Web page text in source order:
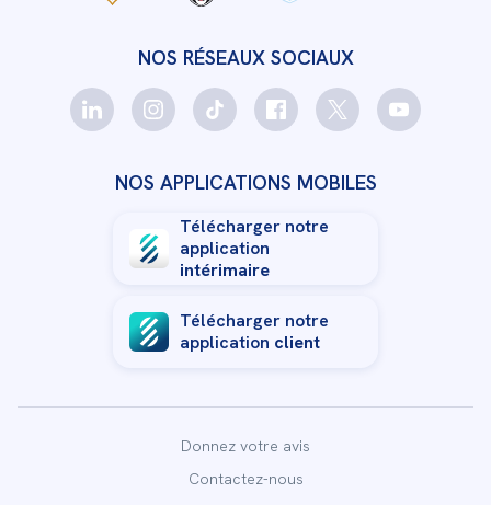
NOS RÉSEAUX SOCIAUX
NOS APPLICATIONS MOBILES
Télécharger notre
application
intérimaire
Télécharger notre
application client
Donnez votre avis
Contactez-nous